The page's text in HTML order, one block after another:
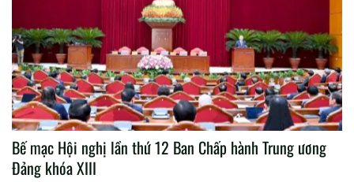
Bế mạc Hội nghị lần thứ 12 Ban Chấp hành Trung ương
Đảng khóa XIII